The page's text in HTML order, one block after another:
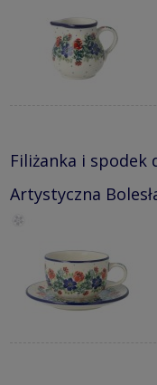
Filiżanka i spodek
Artystyczna